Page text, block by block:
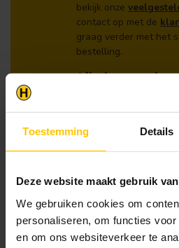
Toestemming Details
Deze website maakt gebruik
We gebruiken cookies om
personaliseren, om functies
en om ons websiteverkeer te
bekijk onze
contact op met de
graag verder met het
bestelling.
Afhalen en zeker
Voeg alle
afhalen in de winkel.
opmerkingen veld de
Let op!
Je krijgt van ons